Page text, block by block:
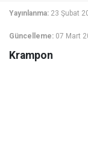
Yayınlanma: 23 Şubat
Güncelleme: 07 Mart
Krampon